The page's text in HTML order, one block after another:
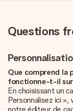
Questions
Que comprend la
fonctionne-t-il
En choisissant un
Personnalisez ici